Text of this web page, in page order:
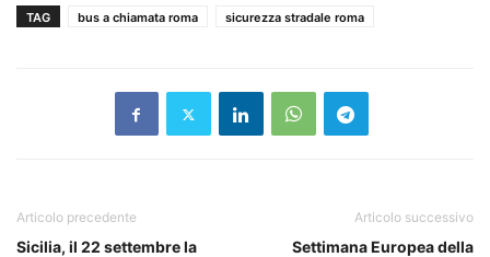
TAG bus a chiamata roma sicurezza stradale roma
Articolo precedente
Sicilia, il 22 settembre la
Articolo successivo
Settimana Europea della